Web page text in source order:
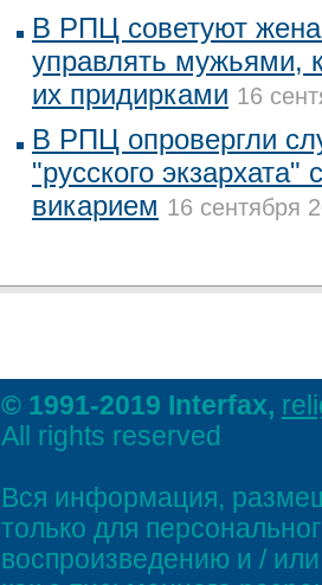
В РПЦ советуют
управлять мужьями,
их придирками 16
В РПЦ опровергли
"русского
викарием 16 сентября
© 1991-2019 Interfax,
All rights reserved
Вся информация,
только для
воспроизведению и /